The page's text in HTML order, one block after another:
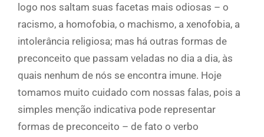
logo nos saltam suas facetas mais odiosas – o
racismo, a homofobia, o machismo, a xenofobia, a
intolerância religiosa; mas há outras formas de
preconceito que passam veladas no dia a dia, às
quais nenhum de nós se encontra imune. Hoje
tomamos muito cuidado com nossas falas, pois a
simples menção indicativa pode representar
formas de preconceito – de fato o verbo